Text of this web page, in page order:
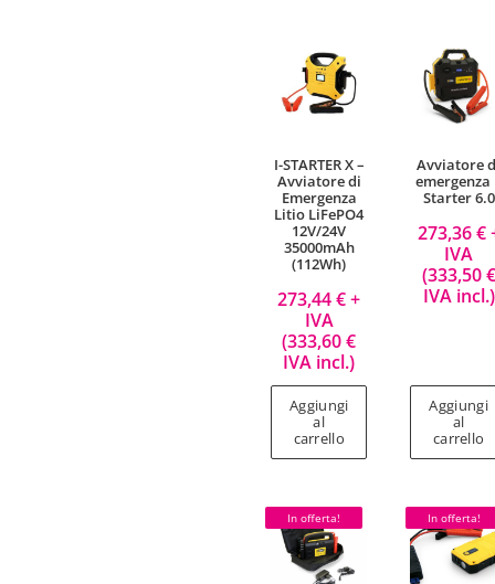
I-STARTER X –
Avviatore di
Emergenza
Litio LiFePO4
12V/24V
35000mAh
(112Wh)
273,44€+
IVA
(333,60€
IVA incl.)
Aggiungi
al
carrello
Avviatore
emergenza
Starter 6.0
273,36€
IVA
(333,50€
IVA incl.)
Aggiungi
al
carrello
In offerta! In offerta!